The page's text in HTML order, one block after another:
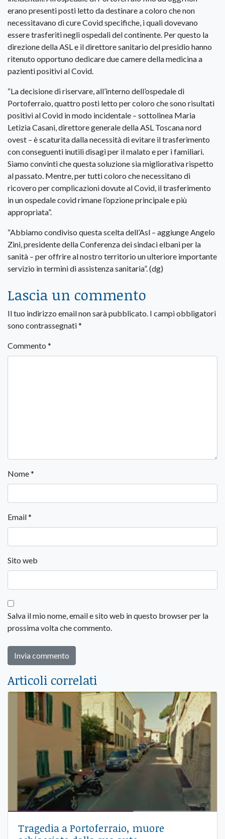
erano presenti posti letto da destinare a coloro che non
necessitavano di cure Covid specifiche, i quali dovevano
essere trasferiti negli ospedali del continente. Per questo la
direzione della ASL e il direttore sanitario del presidio hanno
ritenuto opportuno dedicare due camere della medicina a
pazienti positivi al Covid.
“La decisione di riservare, all’interno dell’ospedale di
Portoferraio, quattro posti letto per coloro che sono risultati
positivi al Covid in modo incidentale – sottolinea Maria
Letizia Casani, direttore generale della ASL Toscana nord
ovest – è scaturita dalla necessità di evitare il trasferimento
con conseguenti inutili disagi per il malato e per i familiari.
Siamo convinti che questa soluzione sia migliorativa rispetto
al passato. Mentre, per tutti coloro che necessitano di
ricovero per complicazioni dovute al Covid, il trasferimento
in un ospedale covid rimane l’opzione principale e più
appropriata”.
“Abbiamo condiviso questa scelta dell’Asl – aggiunge Angelo
Zini, presidente della Conferenza dei sindaci elbani per la
sanità – per offrire al nostro territorio un ulteriore importante
servizio in termini di assistenza sanitaria”. (dg)
Lascia un commento
Il tuo indirizzo email non sarà pubblicato. I campi obbligatori
sono contrassegnati*
Commento *
Nome*
Email*
Sito web
Salva il mio nome, email e sito web in questo browser per la
prossima volta che commento.
Articoli correlati
Tragedia a Portoferraio, muore